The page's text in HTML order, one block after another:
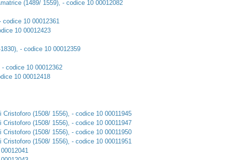
(1489/ 1559), - codice 10 00012082
codice 10 00012361
10 00012423
- codice 10 00012359
codice 10 00012362
10 00012418
(1508/ 1556), - codice 10 00011945
(1508/ 1556), - codice 10 00011947
(1508/ 1556), - codice 10 00011950
(1508/ 1556), - codice 10 00011951